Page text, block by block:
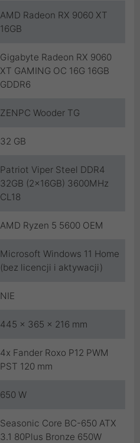
AMD Radeon RX 9060 XT
16GB
Gigabyte Radeon RX 9060
XT GAMING OC 16G 16GB
GDDR6
ZENPC Wooder TG
32 GB
Patriot Viper Steel DDR4
32GB (2x16GB) 3600MHz
CL18
AMD Ryzen 5 5600 OEM
Microsoft Windows 11 Home
(bez licencji i aktywacji)
NIE
445 x 365 x 216 mm
4x Fander Roxo P12 PWM
PST 120 mm
650 W
Seasonic Core BC-650 ATX
3.1 80Plus Bronze 650W